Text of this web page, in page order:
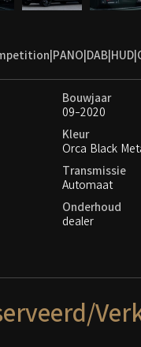
Bouwjaar
09-2020
Kleur
Orca Black
Transmissie
Automaat
Onderhoud
dealer